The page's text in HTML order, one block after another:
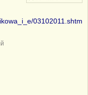
03102011.shtm